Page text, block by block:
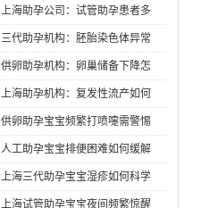
上海助孕公司：试管助孕患者多
三代助孕机构：胚胎染色体异常
供卵助孕机构：卵巢储备下降怎
上海助孕机构：复发性流产如何
供卵助孕宝宝频繁打喷嚏需警惕
人工助孕宝宝排便困难如何缓解
上海三代助孕宝宝湿疹如何科学
上海试管助孕宝宝夜间频繁惊醒